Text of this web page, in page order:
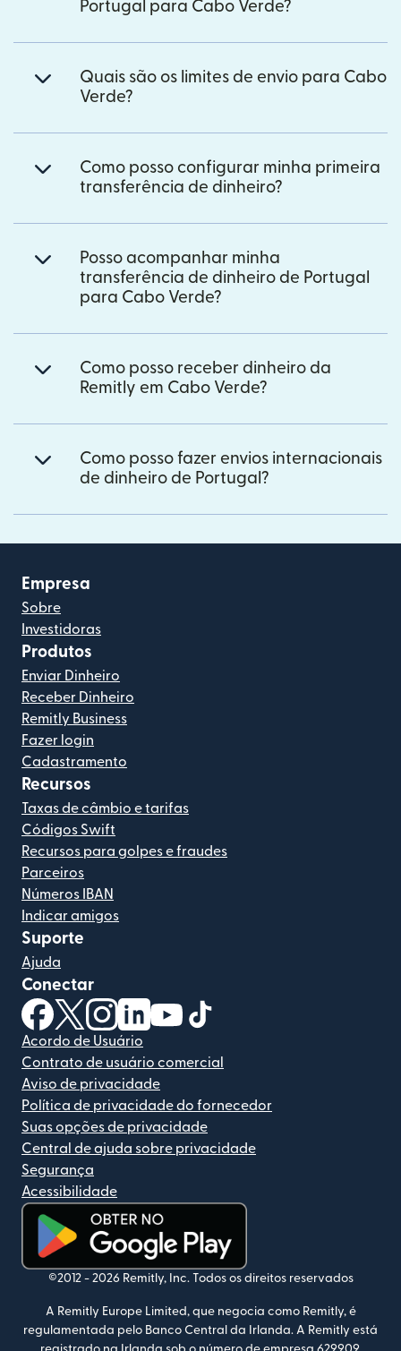
Portugal para Cabo Verde?
Quais são os limites de envio para Cabo
Verde?
Como posso configurar minha primeira
transferência de dinheiro?
Posso acompanhar minha
transferência de dinheiro de Portugal
para Cabo Verde?
Como posso receber dinheiro da
Remitly em Cabo Verde?
Como posso fazer envios internacionais
de dinheiro de Portugal?
Empresa
Sobre
Investidoras
Produtos
Enviar Dinheiro
Receber Dinheiro
Remitly Business
Fazer login
Cadastramento
Recursos
Taxas de câmbio e tarifas
Códigos Swift
Recursos para golpes e fraudes
Parceiros
Números IBAN
Indicar amigos
Suporte
Ajuda
Conectar
(abre em uma nova janela)
(abre em uma nova janela)
(abre em uma nova janela)
(abre em uma nova janela)
(abre em uma nova janela)
Acordo de Usuário
Contrato de usuário comercial
Aviso de privacidade
Política de privacidade do fornecedor
Suas opções de privacidade
Central de ajuda sobre privacidade
Segurança
Acessibilidade
(abre em uma nova janela)
©2012 - 2026 Remitly, Inc. Todos os direitos reservados
A Remitly Europe Limited, que negocia como Remitly, é
regulamentada pelo Banco Central da Irlanda. A Remitly está